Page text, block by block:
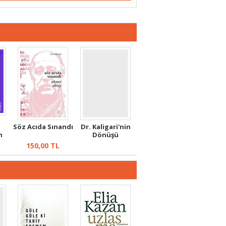
Söz Acıda Sınandı
150,00 TL
Dr. Kaligari'nin
Dönüşü